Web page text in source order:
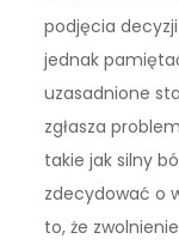
podjęcia
jednak
uzasadnione
zgłasza
takie jak silny
zdecydować o
to, że